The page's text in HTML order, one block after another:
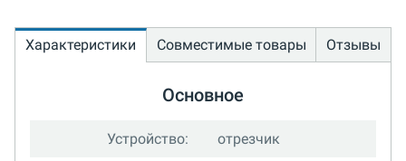
Характеристики Совместимые товары Отзывы
Основное
Устройство: отрезчик